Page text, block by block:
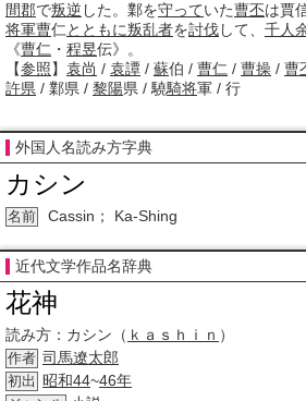
間郡で叛逆 した。鄴を守っていた曹丕は賈
将軍曹仁とともに叛乱者を討伐して、 千人
《曹仁 ・ 程昱伝》。
【参照】 袁尚 / 袁譚 / 蘇伯 / 曹仁 / 曹操 / 曹
許県 / 鄴県 / 黎陽県 / 驍騎将軍 / 行
外国人名読み方字典
カシン
名前 Cassin； Ka-Shing
近代文学作品名辞典
花神
読み方： カシン（ ｋａｓｈｉｎ ）
作者 司馬遼太郎
初出 昭和44~46年